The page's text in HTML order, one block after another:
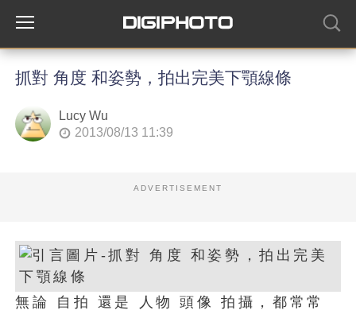
抓對 角度 和姿勢，拍出完美下顎線條
Lucy Wu
2013/08/13 11:39
ADVERTISEMENT
無論 自拍 還是 人物 頭像 拍攝，都常常